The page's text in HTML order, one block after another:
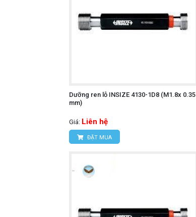
Dưỡng ren lỗ INSIZE 4130-1D8 (M1.8x 0.35
mm)
Giá: Liên hệ
ĐẶT MUA